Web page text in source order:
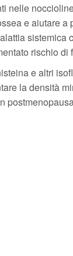
nelle
e aiutare a
sistemica
rischio di
e altri
la densità